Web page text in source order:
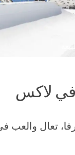
في لاكس
تعال والعب